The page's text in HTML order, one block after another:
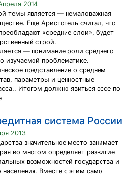
2014
темы является — немаловажная
Еще Аристотель считал, что
«средние слои», будет
строй.
— понимание роли среднего
изучаемой проблематике.
представление о среднем
параметры и ценностные
Итогом должно явиться эссе по
система России
2013
значительное место занимает
во многом определяет развитие
возможностей государства и
населения. Вместе с этим само